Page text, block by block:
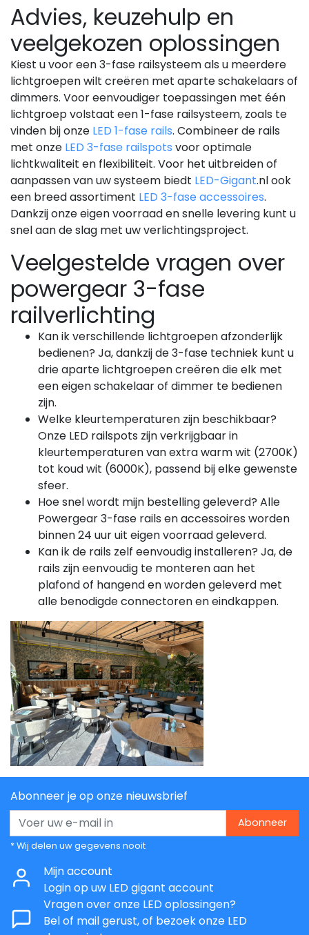
Advies, keuzehulp en
veelgekozen oplossingen
Kiest u voor een 3-fase railsysteem als u meerdere
lichtgroepen wilt creëren met aparte schakelaars of
dimmers. Voor eenvoudiger toepassingen met één
lichtgroep volstaat een 1-fase railsysteem, zoals te
vinden bij onze LED 1-fase rails. Combineer de rails
met onze LED 3-fase railspots voor optimale
lichtkwaliteit en flexibiliteit. Voor het uitbreiden of
aanpassen van uw systeem biedt LED-Gigant.nl ook
een breed assortiment LED 3-fase accessoires.
Dankzij onze eigen voorraad en snelle levering kunt u
snel aan de slag met uw verlichtingsproject.
Veelgestelde vragen over
powergear 3-fase
railverlichting
Kan ik verschillende lichtgroepen afzonderlijk
bedienen? Ja, dankzij de 3-fase techniek kunt u
drie aparte lichtgroepen creëren die elk met
een eigen schakelaar of dimmer te bedienen
zijn.
Welke kleurtemperaturen zijn beschikbaar?
Onze LED railspots zijn verkrijgbaar in
kleurtemperaturen van extra warm wit (2700K)
tot koud wit (6000K), passend bij elke gewenste
sfeer.
Hoe snel wordt mijn bestelling geleverd? Alle
Powergear 3-fase rails en accessoires worden
binnen 24 uur uit eigen voorraad geleverd.
Kan ik de rails zelf eenvoudig installeren? Ja, de
rails zijn eenvoudig te monteren aan het
plafond of hangend en worden geleverd met
alle benodigde connectoren en eindkappen.
Abonneer je op onze nieuwsbrief
Abonneer
* Wij delen uw gegevens nooit
Mijn account
Login op uw LED gigant account
Vragen over onze LED oplossingen?
Bel of mail gerust, of bezoek onze LED